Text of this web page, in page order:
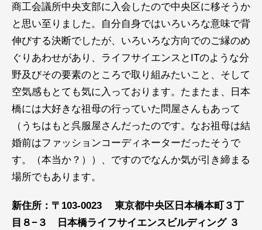
商工会議所中央支部に入会したので中央区に移そうか
と思い至りました。自分自身ではいろいろな意味で背
伸びする決断でしたが、いろいろな方向でのご縁のめ
ぐりあわせがあり、ライフサイエンスとITのような分
野及びその要素のところで取り組みたいこと、そして
空気感もとても気に入っております。たまたま、日本
橋には大好きな祖母の行っていた問屋さんもあって
（うちはもと呉服屋さんだったのです。なお祖母は結
婚前はファッションコーディネーターだったそうで
す。（本当か？））、ですのでなんか気が引き締まる
場所でもあります。
新住所：〒103-0023 東京都中央区日本橋本町３丁
目８−３ 日本橋ライフサイエンスビルディング ３